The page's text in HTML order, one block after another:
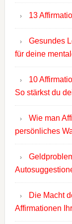
13
Gesundes
für deine
10
So stärkst du
Wie man
persönliches
Die Macht
Affirmationen